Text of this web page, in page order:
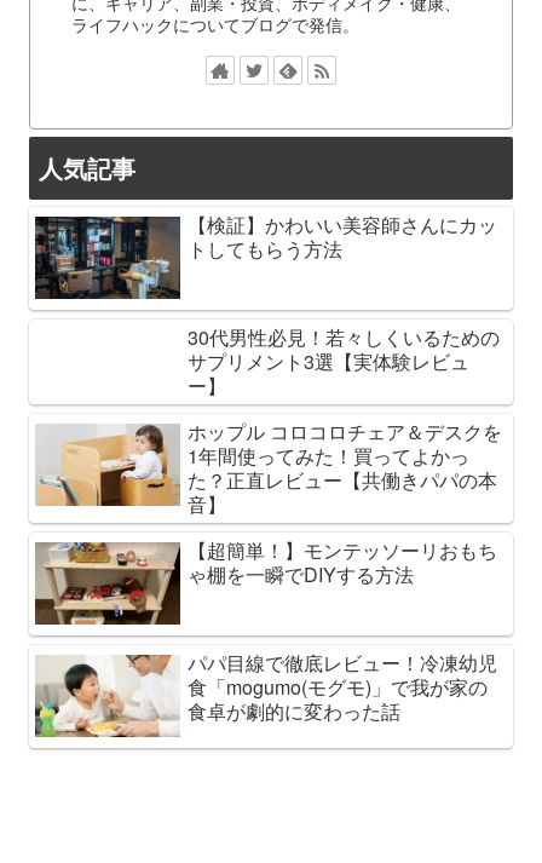
ライフハックについてブログで発信。
人気記事
【検証】かわいい美容師さんにカッ
トしてもらう方法
30代男性必見！若々しくいるための
サプリメント3選【実体験レビュ
ー】
ホップル コロコロチェア＆デスクを
1年間使ってみた！買ってよかっ
た？正直レビュー【共働きパパの本
音】
【超簡単！】モンテッソーリおもち
ゃ棚を一瞬でDIYする方法
パパ目線で徹底レビュー！冷凍幼児
食「mogumo(モグモ)」で我が家の
食卓が劇的に変わった話